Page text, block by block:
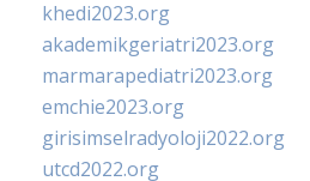
khedi2023.org
akademikgeriatri2023.org
marmarapediatri2023.org
emchie2023.org
girisimselradyoloji2022.org
utcd2022.org